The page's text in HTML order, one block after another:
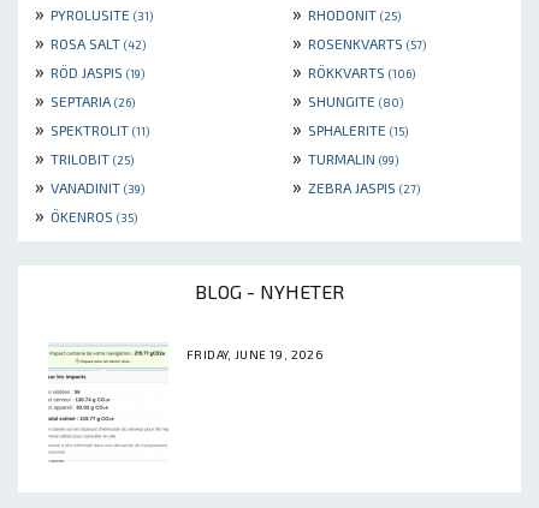
» PYROLUSITE (31) » RHODONIT (25)
» ROSA SALT (42) » ROSENKVARTS (57)
» RÖD JASPIS (19) » RÖKKVARTS (106)
» SEPTARIA (26) » SHUNGITE (80)
» SPEKTROLIT (11) » SPHALERITE (15)
» TRILOBIT (25) » TURMALIN (99)
» VANADINIT (39) » ZEBRA JASPIS (27)
» ÖKENROS (35)
BLOG - NYHETER
FRIDAY, JUNE 19, 2026